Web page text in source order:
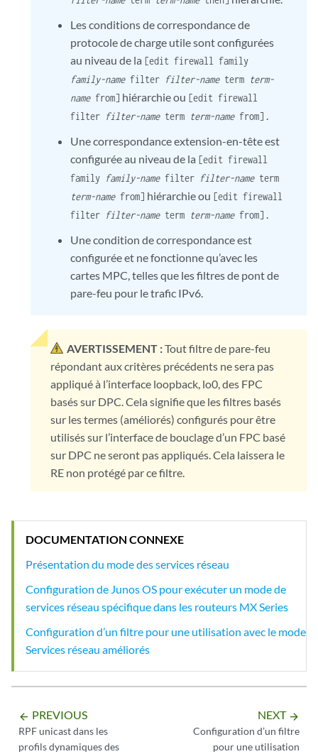
Les conditions de correspondance de
protocole de charge utile sont configurées
au niveau de la [edit firewall family
family-namefilter filter-nameterm term-
namefrom] hiérarchie ou [edit firewall
filter filter-nameterm term-namefrom] .
Une correspondance extension-en-tête est
configurée au niveau de la [edit firewall
family family-namefilter filter-nameterm
term-namefrom] hiérarchie ou [edit firewall
filter filter-nameterm term-namefrom] .
Une condition de correspondance est
configurée et ne fonctionne qu’avec les
cartes MPC, telles que les filtres de pont de
pare-feu pour le trafic IPv6.
AVERTISSEMENT :Tout filtre de pare-feu
répondant aux critères précédents ne sera pas
appliqué à l’interface loopback, lo0, des FPC
basés sur DPC. Cela signifie que les filtres basés
sur les termes (améliorés) configurés pour être
utilisés sur l’interface de bouclage d’un FPC basé
sur DPC ne seront pas appliqués. Cela laissera le
RE non protégé par ce filtre.
DOCUMENTATION CONNEXE
Présentation du mode des services réseau
Configuration de Junos OS pour exécuter un mode de
services réseau spécifique dans les routeurs MX Series
Configuration d’un filtre pour une utilisation avec le mode
Services réseau améliorés
arrow_backward PREVIOUS
RPF unicast dans les
profils dynamiques des
NEXT arrow_forward
Configuration d’un filtre
pour une utilisation